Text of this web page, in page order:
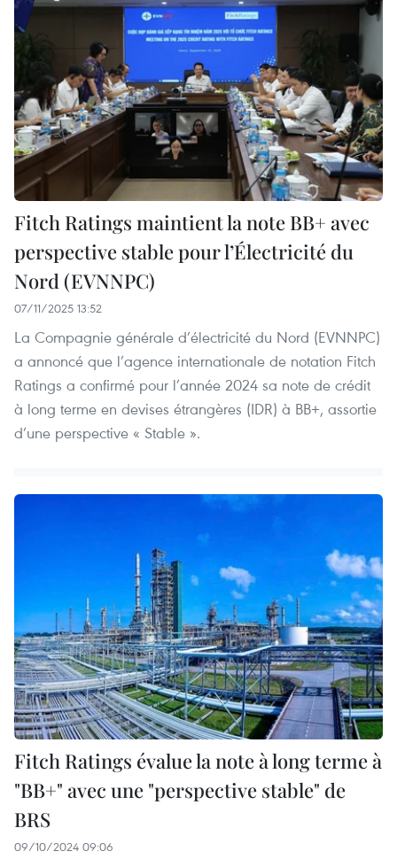
Fitch Ratings maintient la note BB+ avec
perspective stable pour l’Électricité du
Nord (EVNNPC)
07/11/2025 13:52
La Compagnie générale d’électricité du Nord (EVNNPC)
a annoncé que l’agence internationale de notation Fitch
Ratings a confirmé pour l’année 2024 sa note de crédit
à long terme en devises étrangères (IDR) à BB+, assortie
d’une perspective « Stable ».
Fitch Ratings évalue la note à long terme à
"BB+" avec une "perspective stable" de
BRS
09/10/2024 09:06